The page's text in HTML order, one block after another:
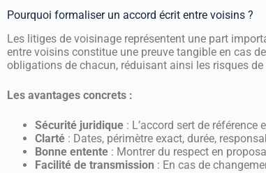
Pourquoi formaliser un accord écrit entre voisins ?
Les litiges de voisinage représentent une part
entre voisins constitue une preuve tangible en cas
obligations de chacun, réduisant ainsi les risques
Les avantages concrets :
Sécurité juridique : L’accord sert de
Clarté : Dates, périmètre exact, durée,
Bonne entente : Montrer du respect en
Facilité de transmission : En cas de